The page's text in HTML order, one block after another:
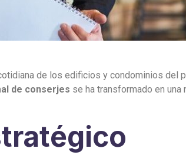
de los edificios y condominios del
de conserjes se ha transformado en